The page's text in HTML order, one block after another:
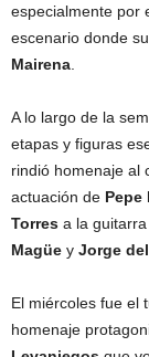
especialmente por
escenario donde
Mairena
A lo largo de la
etapas y figuras
rindió homenaje al
actuación de Pepe
Torres a la
Magüe y Jorge
El miércoles fue el
homenaje